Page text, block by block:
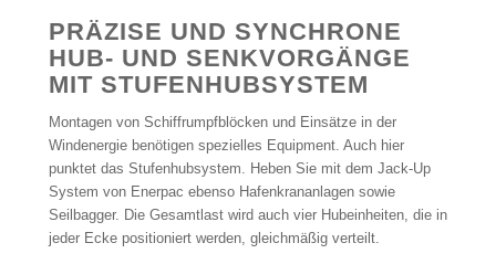
PRÄZISE UND SYNCHRONE
HUB- UND SENKVORGÄNGE
MIT STUFENHUBSYSTEM
Montagen von Schiffrumpfblöcken und Einsätze in der
Windenergie benötigen spezielles Equipment. Auch hier
punktet das Stufenhubsystem. Heben Sie mit dem Jack-Up
System von Enerpac ebenso Hafenkrananlagen sowie
Seilbagger. Die Gesamtlast wird auch vier Hubeinheiten, die in
jeder Ecke positioniert werden, gleichmäßig verteilt.